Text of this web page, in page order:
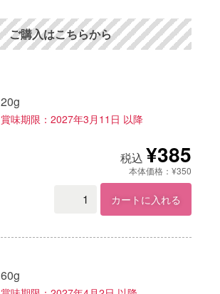
ご購入はこちらから
20g
賞味期限：2027年3月11日 以降
税込 ¥385
本体価格：¥350
カートに入れる
60g